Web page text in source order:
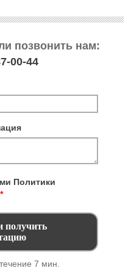
позвонить нам:
00-44
Политики
*
7 мин.